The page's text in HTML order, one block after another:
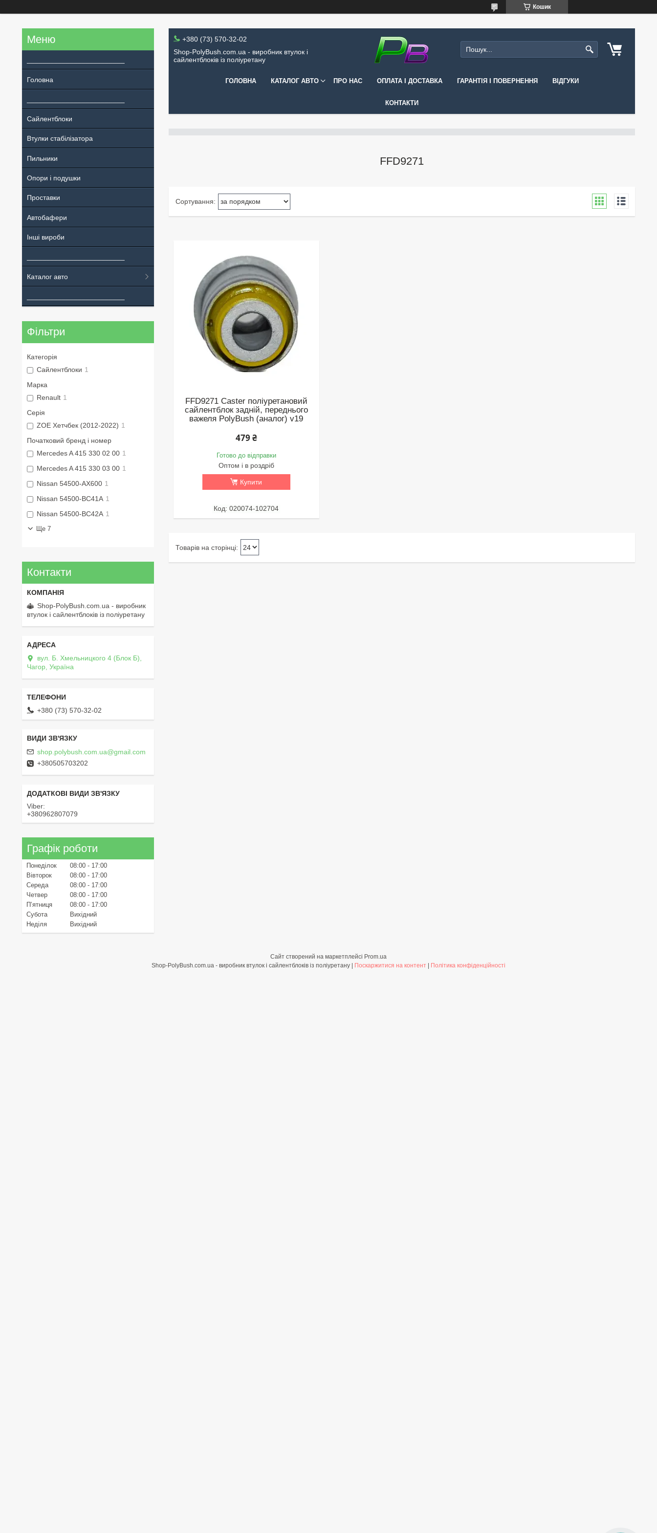
Кошик
+380 (73) 570-32-02
Shop-PolyBush.com.ua - виробник втулок і
сайлентблоків із поліуретану
ГОЛОВНА КАТАЛОГ АВТО ПРО НАС ОПЛАТА І ДОСТАВКА ГАРАНТІЯ І ПОВЕРНЕННЯ ВІДГУКИ
КОНТАКТИ
FFD9271
FFD9271 Caster поліуретановий
сайлентблок задній, переднього
важеля PolyBush (аналог) v19
479 ₴
Готово до відправки
Оптом і в роздріб
Купити
020074-102704
Головна
Сайлентблоки
Втулки стабілізатора
Пильники
Опори і подушки
Проставки
Автобафери
Інші вироби
Каталог авто
Фільтри
Категорія
Сайлентблоки 1
Марка
Renault 1
Серія
ZOE Хетчбек (2012-2022) 1
Початковий бренд і номер
Mercedes A 415 330 02 00 1
Mercedes A 415 330 03 00 1
Nissan 54500-AX600 1
Nissan 54500-BC41A 1
Nissan 54500-BC42A 1
Ще 7
Контакти
Shop-PolyBush.com.ua - виробник
втулок і сайлентблоків із поліуретану
вул. Б. Хмельницкого 4 (Блок Б),
Чагор, Україна
+380 (73) 570-32-02
shop.polybush.com.ua@gmail.com
+380505703202
Viber
+380962807079
Графік роботи
Понеділок 08:00
17:00
Вівторок
08:00
17:00
Середа
08:00
17:00
Четвер
08:00
17:00
Пʼятниця
08:00
17:00
Субота
Вихідний
Неділя
Вихідний
Сайт створений на маркетплейсі Prom.ua
Поскаржитися на контент Політика конфіденційності